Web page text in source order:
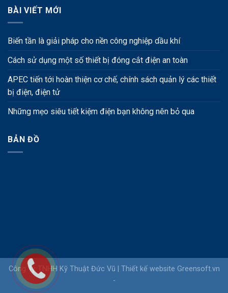
BÀI VIẾT MỚI
Biến tần là giải pháp cho nền công nghiệp dầu khí
Cách sử dụng một số thiết bị đóng cắt điện an toàn
APEC tiến tới hoàn thiện cơ chế, chính sách quản lý các thiết
bị điện, điện tử
Những mẹo siêu tiết kiệm điện bạn không nên bỏ qua
BẢN ĐỒ
Công Ty TNHH Kỹ Thuật Đức Vũ | Thiết kế website Greensoft.vn
-